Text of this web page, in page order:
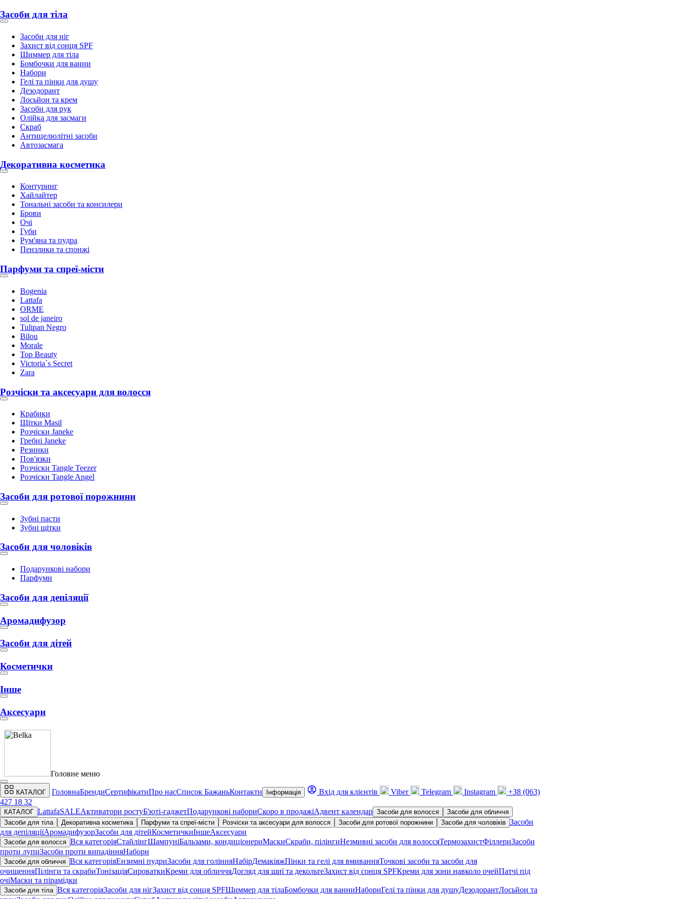
Засоби для тіла
Засоби для ніг
Захист від сонця SPF
Шиммер для тіла
Бомбочки для ванни
Набори
Гелі та пінки для душу
Дезодорант
Лосьйон та крем
Засоби для рук
Олійка для засмаги
Скраб
Антицелюлітні засоби
Автозасмага
Декоративна косметика
Контуринг
Хайлайтер
Тональні засоби та консилери
Брови
Очі
Губи
Рум'яна та пудра
Пензлики та спонжі
Парфуми та спреї-місти
Bogenia
Lattafa
ORME
sol de janeiro
Tulipan Negro
Bilou
Morale
Top Beauty
Victoria`s Secret
Zara
Розчіски та аксесуари для волосся
Крабики
Щітки Masil
Розчіски Janeke
Гребні Janeke
Резинки
Пов'язки
Розчіски Tangle Teezer
Розчіски Tangle Angel
Засоби для ротової порожнини
Зубні пасти
Зубні щітки
Засоби для чоловіків
Подарункові набори
Парфуми
Засоби для депіляції
Аромадифузор
Засоби для дітей
Косметички
Інше
Аксесуари
Головне меню
КАТАЛОГ ГоловнаБрендиСертифікатиПро насСписок БажаньКонтакти Інформація Вхід для клієнтів Viber Telegram Instagram
+38 (063)
427 18 32
КАТАЛОГ LattafaSALEАктиватори ростуБ'юті-гаджетПодарункові набориСкоро в продажіАдвент календар Засоби для волосся
Засоби для обличчя
Засоби для тіла
Декоративна косметика Парфуми та спреї-місти Розчіски та аксесуари для волосся Засоби для ротової порожнини Засоби для чоловіків Засоби
для депіляціїАромадифузорЗасоби для дітейКосметичкиІншеАксесуари
Засоби для волосся Вся категоріяСтайлінгШампуніБальзами, кондиціонериМаскиСкраби, пілінгиНезмивні засоби для волоссяТермозахистФіллериЗасоби
проти лупиЗасоби проти випадінняНабори
Засоби для обличчя Вся категоріяЕнзимні пудриЗасоби для голінняНабірДемакіяжПінки та гелі для вмиванняТочкові засоби та засоби для
очищенняПілінги та скрабиТонізаціяСироваткиКреми для обличчяДогляд для шиї та декольтеЗахист від сонця SPFКреми для зони навколо очейПатчі під
очіМаски та пірамідки
Засоби для тіла Вся категоріяЗасоби для нігЗахист від сонця SPFШиммер для тілаБомбочки для ванниНабориГелі та пінки для душуДезодорантЛосьйон та